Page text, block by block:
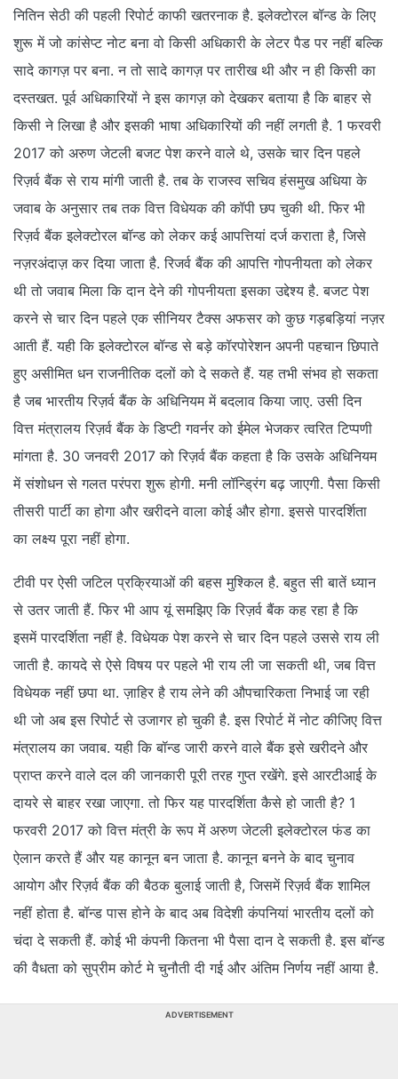
नितिन सेठी की पहली रिपोर्ट काफी खतरनाक है. इलेक्टोरल बॉन्ड के लिए
शुरू में जो कांसेप्ट नोट बना वो किसी अधिकारी के लेटर पैड पर नहीं बल्कि
सादे कागज़ पर बना. न तो सादे कागज़ पर तारीख थी और न ही किसी का
दस्तखत. पूर्व अधिकारियों ने इस कागज़ को देखकर बताया है कि बाहर से
किसी ने लिखा है और इसकी भाषा अधिकारियों की नहीं लगती है. 1 फरवरी
2017 को अरुण जेटली बजट पेश करने वाले थे, उसके चार दिन पहले
रिज़र्व बैंक से राय मांगी जाती है. तब के राजस्व सचिव हंसमुख अधिया के
जवाब के अनुसार तब तक वित्त विधेयक की कॉपी छप चुकी थी. फिर भी
रिज़र्व बैंक इलेक्टोरल बॉन्ड को लेकर कई आपत्तियां दर्ज कराता है, जिसे
नज़रअंदाज़ कर दिया जाता है. रिजर्व बैंक की आपत्ति गोपनीयता को लेकर
थी तो जवाब मिला कि दान देने की गोपनीयता इसका उद्देश्य है. बजट पेश
करने से चार दिन पहले एक सीनियर टैक्स अफसर को कुछ गड़बड़ियां नज़र
आती हैं. यही कि इलेक्टोरल बॉन्ड से बड़े कॉरपोरेशन अपनी पहचान छिपाते
हुए असीमित धन राजनीतिक दलों को दे सकते हैं. यह तभी संभव हो सकता
है जब भारतीय रिज़र्व बैंक के अधिनियम में बदलाव किया जाए. उसी दिन
वित्त मंत्रालय रिज़र्व बैंक के डिप्टी गवर्नर को ईमेल भेजकर त्वरित टिप्पणी
मांगता है. 30 जनवरी 2017 को रिज़र्व बैंक कहता है कि उसके अधिनियम
में संशोधन से गलत परंपरा शुरू होगी. मनी लॉन्ड्रिंग बढ़ जाएगी. पैसा किसी
तीसरी पार्टी का होगा और खरीदने वाला कोई और होगा. इससे पारदर्शिता
का लक्ष्य पूरा नहीं होगा.
टीवी पर ऐसी जटिल प्रक्रियाओं की बहस मुश्किल है. बहुत सी बातें ध्यान
से उतर जाती हैं. फिर भी आप यूं समझिए कि रिज़र्व बैंक कह रहा है कि
इसमें पारदर्शिता नहीं है. विधेयक पेश करने से चार दिन पहले उससे राय ली
जाती है. कायदे से ऐसे विषय पर पहले भी राय ली जा सकती थी, जब वित्त
विधेयक नहीं छपा था. ज़ाहिर है राय लेने की औपचारिकता निभाई जा रही
थी जो अब इस रिपोर्ट से उजागर हो चुकी है. इस रिपोर्ट में नोट कीजिए वित्त
मंत्रालय का जवाब. यही कि बॉन्ड जारी करने वाले बैंक इसे खरीदने और
प्राप्त करने वाले दल की जानकारी पूरी तरह गुप्त रखेंगे. इसे आरटीआई के
दायरे से बाहर रखा जाएगा. तो फिर यह पारदर्शिता कैसे हो जाती है? 1
फरवरी 2017 को वित्त मंत्री के रूप में अरुण जेटली इलेक्टोरल फंड का
ऐलान करते हैं और यह कानून बन जाता है. कानून बनने के बाद चुनाव
आयोग और रिज़र्व बैंक की बैठक बुलाई जाती है, जिसमें रिज़र्व बैंक शामिल
नहीं होता है. बॉन्ड पास होने के बाद अब विदेशी कंपनियां भारतीय दलों को
चंदा दे सकती हैं. कोई भी कंपनी कितना भी पैसा दान दे सकती है. इस बॉन्ड
की वैधता को सुप्रीम कोर्ट मे चुनौती दी गई और अंतिम निर्णय नहीं आया है.
ADVERTISEMENT